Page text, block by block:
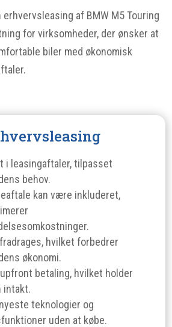
af BMW M5 Touring
for virksomheder, der ønsker at
biler med økonomisk
i leasingaftaler, tilpasset
behov.
kan være inkluderet,
hvilket forbedrer
økonomi.
betaling, hvilket holder
intakt.
teknologier og
uden at købe.